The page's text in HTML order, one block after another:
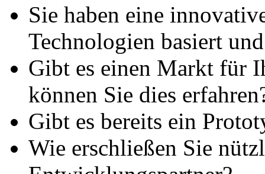
Sie haben eine
Technologien basiert
Gibt es einen Markt für
können Sie dies
Gibt es bereits ein
Wie erschließen Sie